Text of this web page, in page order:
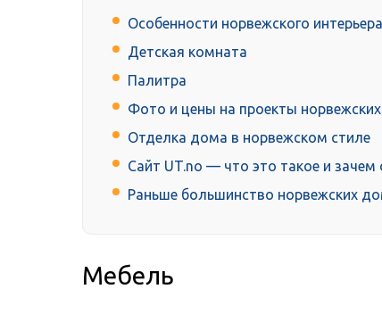
Особенности норвежского интерьера
Детская комната
Палитра
Фото и цены на проекты
Отделка дома в норвежском стиле
Сайт UT.no — что это такое и зачем
Раньше большинство норвежских
Мебель